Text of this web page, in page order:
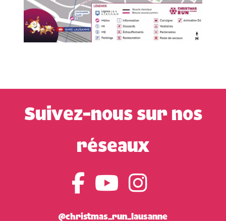
Suivez-nous sur nos
réseaux
@christmas_run_lausanne